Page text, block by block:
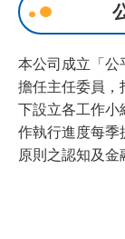
本公司成立「公
擔任主任委員，
下設立各工作小
作執行進度每季
原則之認知及金